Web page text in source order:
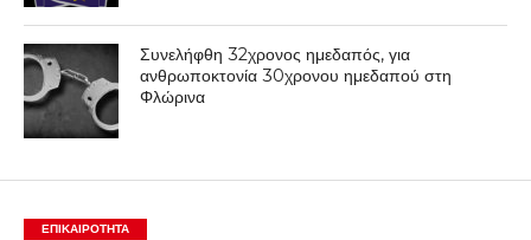
Συνελήφθη 32χρονος ημεδαπός, για
ανθρωποκτονία 30χρονου ημεδαπού στη
Φλώρινα
ΕΠΙΚΑΙΡΟΤΗΤΑ